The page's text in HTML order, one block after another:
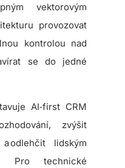
vektorovým
provozovat
kontrolou nad
se do jedné
AI‑first CRM
zvýšit
odlehčit lidským
Pro technické